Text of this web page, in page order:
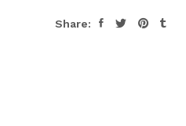
Share: